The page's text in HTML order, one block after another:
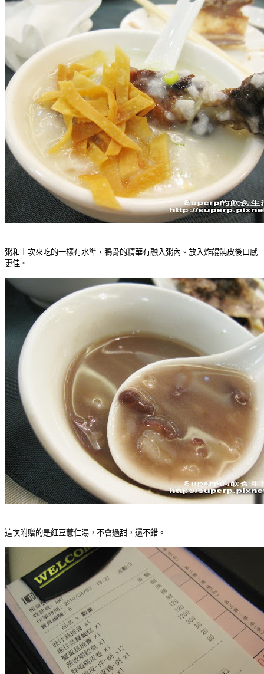
粥和上次來吃的一樣有水準，鴨骨的精華有融入粥內。放入炸餛飩皮後口感
更佳。
這次附贈的是紅豆薏仁湯，不會過甜，還不錯。